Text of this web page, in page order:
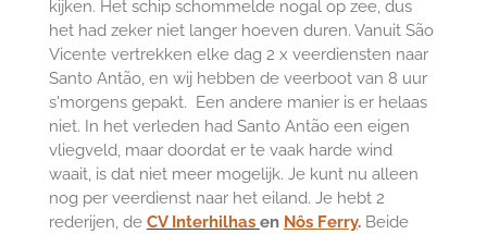
kijken. Het schip schommelde nogal op zee, dus
het had zeker niet langer hoeven duren. Vanuit São
Vicente vertrekken elke dag 2 x veerdiensten naar
Santo Antão, en wij hebben de veerboot van 8 uur
s'morgens gepakt. Een andere manier is er helaas
niet. In het verleden had Santo Antão een eigen
vliegveld, maar doordat er te vaak harde wind
waait, is dat niet meer mogelijk. Je kunt nu alleen
nog per veerdienst naar het eiland. Je hebt 2
rederijen, de CV Interhilhas en Nôs Ferry.Beide